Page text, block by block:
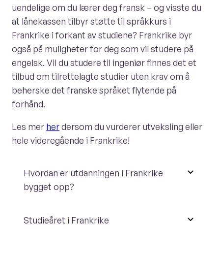
uendelige om du lærer deg fransk – og visste du
at lånekassen tilbyr støtte til språkkurs i
Frankrike i forkant av studiene? Frankrike byr
også på muligheter for deg som vil studere på
engelsk. Vil du studere til ingeniør finnes det et
tilbud om tilrettelagte studier uten krav om å
beherske det franske språket flytende på
forhånd.
Les mer herdersom du vurderer utveksling eller
hele videregående i Frankrike!
Hvordan er utdanningen i Frankrike
bygget opp?
Studieåret i Frankrike